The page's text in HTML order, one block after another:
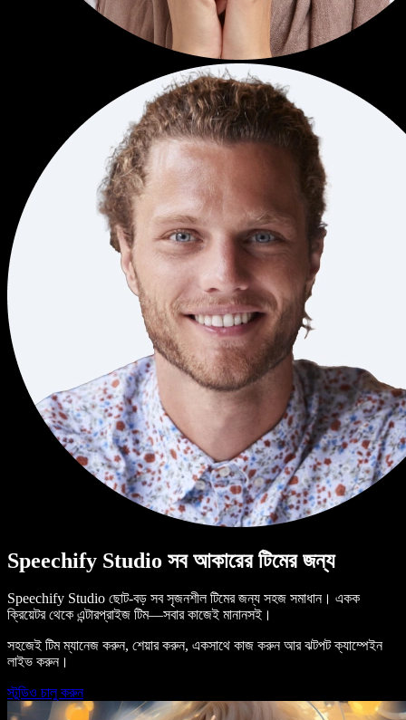
Speechify Studio সব আকারের টিমের জন্য
Speechify Studio ছোট-বড় সব সৃজনশীল টিমের জন্য সহজ সমাধান। একক
ক্রিয়েটর থেকে এন্টারপ্রাইজ টিম—সবার কাজেই মানানসই।
সহজেই টিম ম্যানেজ করুন, শেয়ার করুন, একসাথে কাজ করুন আর ঝটপট ক্যাম্পেইন
লাইভ করুন।
স্টুডিও চালু করুন